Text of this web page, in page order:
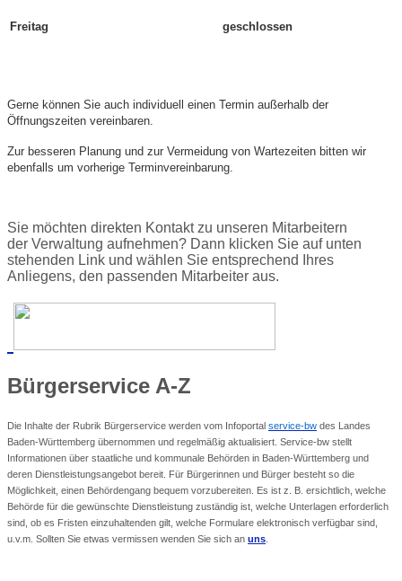
Freitag geschlossen
Gerne können Sie auch individuell einen Termin außerhalb der
Öffnungszeiten vereinbaren.
Zur besseren Planung und zur Vermeidung von Wartezeiten bitten wir
ebenfalls um vorherige Terminvereinbarung.
Sie möchten direkten Kontakt zu unseren Mitarbeitern
der Verwaltung aufnehmen? Dann klicken Sie auf unten
stehenden Link und wählen Sie entsprechend Ihres
Anliegens, den passenden Mitarbeiter aus.
Bürgerservice A-Z
Die Inhalte der Rubrik Bürgerservice werden vom Infoportal service-bw des Landes
Baden-Württemberg übernommen und regelmäßig aktualisiert. Service-bw stellt
Informationen über staatliche und kommunale Behörden in Baden-Württemberg und
deren Dienstleistungsangebot bereit. Für Bürgerinnen und Bürger besteht so die
Möglichkeit, einen Behördengang bequem vorzubereiten. Es ist z. B. ersichtlich, welche
Behörde für die gewünschte Dienstleistung zuständig ist, welche Unterlagen erforderlich
sind, ob es Fristen einzuhaltenden gilt, welche Formulare elektronisch verfügbar sind,
u.v.m. Sollten Sie etwas vermissen wenden Sie sich an uns